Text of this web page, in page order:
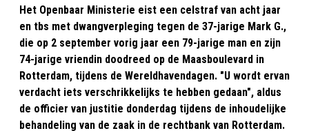
Het Openbaar Ministerie eist een celstraf van acht jaar
en tbs met dwangverpleging tegen de 37-jarige Mark G.,
die op 2 september vorig jaar een 79-jarige man en zijn
74-jarige vriendin doodreed op de Maasboulevard in
Rotterdam, tijdens de Wereldhavendagen. "U wordt ervan
verdacht iets verschrikkelijks te hebben gedaan", aldus
de officier van justitie donderdag tijdens de inhoudelijke
behandeling van de zaak in de rechtbank van Rotterdam.